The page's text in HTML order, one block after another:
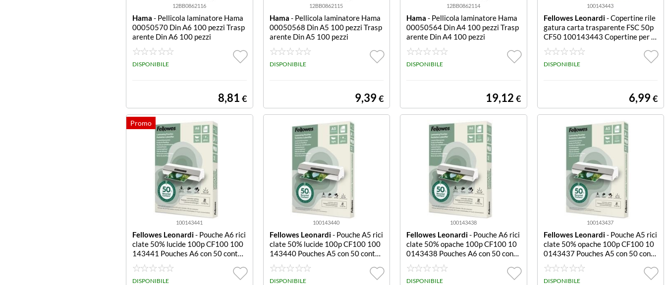
12BB0862116
Hama - Pellicola laminatore Hama
00050570 Din A6 100 pezzi Trasp
arente Din A6 100 pezzi
DISPONIBILE
8,81 €
12BB0862115
Hama - Pellicola laminatore Hama
00050568 Din A5 100 pezzi Trasp
arente Din A5 100 pezzi
DISPONIBILE
9,39€
12BB0862114
Hama - Pellicola laminatore Hama
00050564 Din A4 100 pezzi Trasp
arente Din A4 100 pezzi
DISPONIBILE
19,12 €
100143443
Fellowes Leonardi- Copertine rile
gatura carta trasparente FSC 50p
CF50 100143443 Copertine per ri
legatura in cartoncino trasparente
certificato FSC - conf. 50
DISPONIBILE
6,99€
100143441
Fellowes Leonardi- Pouche A6 rici
clate 50% lucide 100p CF100 100
143441 Pouches A6 con 50 conten
uto riciclato - Spessore leggero luci
de conf. 100
DISPONIBILE
100143440
Fellowes Leonardi- Pouche A5 rici
clate 50% lucide 100p CF100 100
143440 Pouches A5 con 50 conten
uto riciclato - Spessore leggero luci
de conf. 100
DISPONIBILE
100143438
Fellowes Leonardi- Pouche A6 rici
clate 50% opache 100p CF100 10
0143438 Pouches A6 con 50 conte
nuto riciclato - Spessore leggero op
ache conf. 100
DISPONIBILE
100143437
Fellowes Leonardi- Pouche A5 rici
clate 50% opache 100p CF100 10
0143437 Pouches A5 con 50 conte
nuto riciclato - Spessore leggero op
ache conf. 100
DISPONIBILE